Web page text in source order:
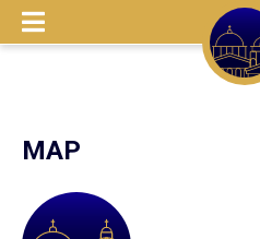
menu
MAP